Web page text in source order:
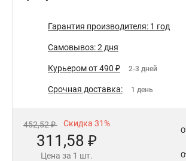
Гарантия производителя: 1 год
Самовывоз: 2 дня
Курьером от 490 ₽ 2-3 дней
Срочная доставка: 1 день
452,52 ₽ Скидка 31%
311,58 ₽
Цена за 1 шт.